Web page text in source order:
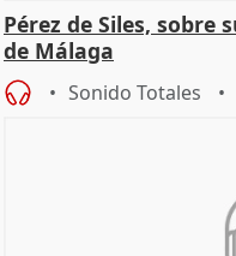
Pérez de Siles,
de Málaga
Sonido Totales